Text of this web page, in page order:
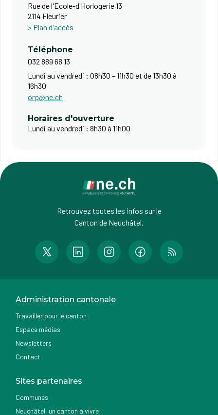
Rue de l'Ecole-d'Horlogerie 13
2114 Fleurier
> Plan d'accès
Téléphone
032 889 68 13
Lundi au vendredi : 08h30 – 11h30 et de 13h30 à
16h30​
orp@ne.ch
Horaires d'ouverture
Lundi au vendredi : 8h30 à 11h00
Retrouvez toutes les infos sur le
Canton de Neuchâtel.
Administration cantonale
Travailler pour le canton
Espace médias
Newsletters
Contact
Sites partenaires
Communes
Neuchâtel, un canton à vivre